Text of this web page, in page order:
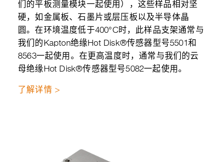
们的平板测量模块一起使用），这些样品相对坚
硬，如金属板、石墨片或层压板以及半导体晶
圆。在环境温度低于400°C时，此样品支架通常与
我们的Kapton绝缘Hot Disk®传感器型号5501和
8563一起使用。在更高温度时，通常与我们的云
母绝缘Hot Disk®传感器型号5082一起使用。
了解详情 >